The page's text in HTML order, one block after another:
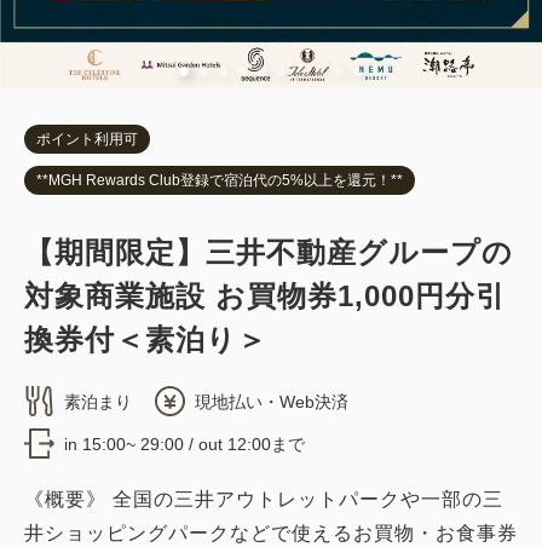
ポイント利用可
**MGH Rewards Club登録で宿泊代の5%以上を還元！**
【期間限定】三井不動産グループの
対象商業施設 お買物券1,000円分引
換券付＜素泊り＞
素泊まり 現地払い・Web決済
in 15:00~ 29:00 / out 12:00まで
《概要》 全国の三井アウトレットパークや一部の三
井ショッピングパークなどで使えるお買物・お食事券